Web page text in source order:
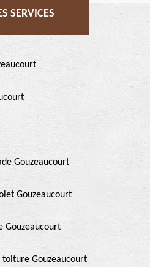
SERVICES
Gouzeaucourt
Gouzeaucourt
Gouzeaucourt
toiture Gouzeaucourt